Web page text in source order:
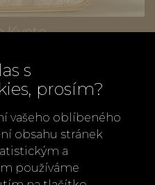
Kyoto
s
prosím?
vašeho oblíbeného
obsahu stránek
a
používáme